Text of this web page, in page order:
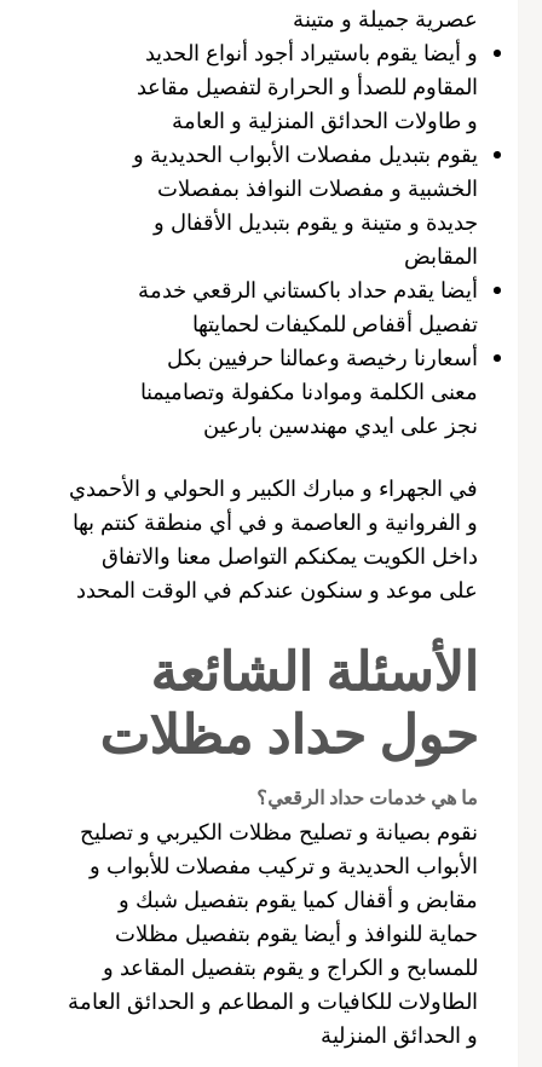
عصرية جميلة و متينة
و أيضا يقوم باستيراد أجود أنواع الحديد
المقاوم للصدأ و الحرارة لتفصيل مقاعد
و طاولات الحدائق المنزلية و العامة
يقوم بتبديل مفصلات الأبواب الحديدية و
الخشبية و مفصلات النوافذ بمفصلات
جديدة و متينة و يقوم بتبديل الأقفال و
المقابض
أيضا يقدم حداد باكستاني الرقعي خدمة
تفصيل أقفاص للمكيفات لحمايتها
أسعارنا رخيصة وعمالنا حرفيين بكل
معنى الكلمة وموادنا مكفولة وتصاميمنا
نجز على ايدي مهندسين بارعين
في الجهراء و مبارك الكبير و الحولي و الأحمدي
و الفروانية و العاصمة و في أي منطقة كنتم بها
داخل الكويت يمكنكم التواصل معنا والاتفاق
على موعد و سنكون عندكم في الوقت المحدد
الأسئلة الشائعة
حول حداد مظلات
ما هي خدمات حداد الرقعي؟
نقوم بصيانة و تصليح مظلات الكيربي و تصليح
الأبواب الحديدية و تركيب مفصلات للأبواب و
مقابض و أقفال كميا يقوم بتفصيل شبك و
حماية للنوافذ و أيضا يقوم بتفصيل مظلات
للمسابح و الكراج و يقوم بتفصيل المقاعد و
الطاولات للكافيات و المطاعم و الحدائق العامة
و الحدائق المنزلية